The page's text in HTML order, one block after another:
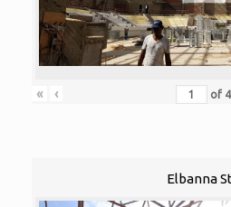
« ‹ of 4
Elbanna